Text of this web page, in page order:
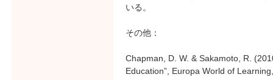
いる。
その他：
Chapman, D. W. & Sakamoto, R.
Education”, Europa World of